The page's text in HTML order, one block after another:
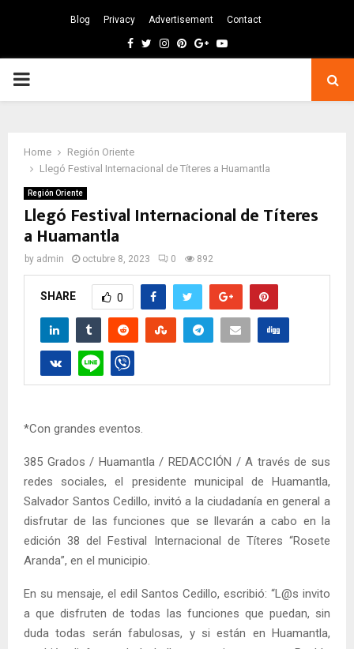
Blog Privacy Advertisement Contact
Facebook
TwitterInstagram
Pinterest
GoogleYoutube
PRIMARY
Home
Región Oriente
Llegó Festival Internacional de Títeres a Huamantla
Región Oriente
Llegó Festival Internacional de Títeres
a Huamantla
by admin octubre 8, 2023 0 892
SHARE 0
*Con grandes eventos.
385 Grados / Huamantla / REDACCIÓN / A través de sus
redes sociales, el presidente municipal de Huamantla,
Salvador Santos Cedillo, invitó a la ciudadanía en general a
disfrutar de las funciones que se llevarán a cabo en la
edición 38 del Festival Internacional de Títeres “Rosete
Aranda”, en el municipio.
En su mensaje, el edil Santos Cedillo, escribió: “L@s invito
a que disfruten de todas las funciones que puedan, sin
duda todas serán fabulosas, y si están en Huamantla,